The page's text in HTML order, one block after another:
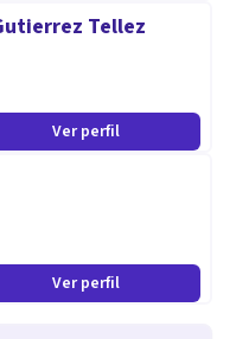
Tellez
Ver perfil
Ver perfil